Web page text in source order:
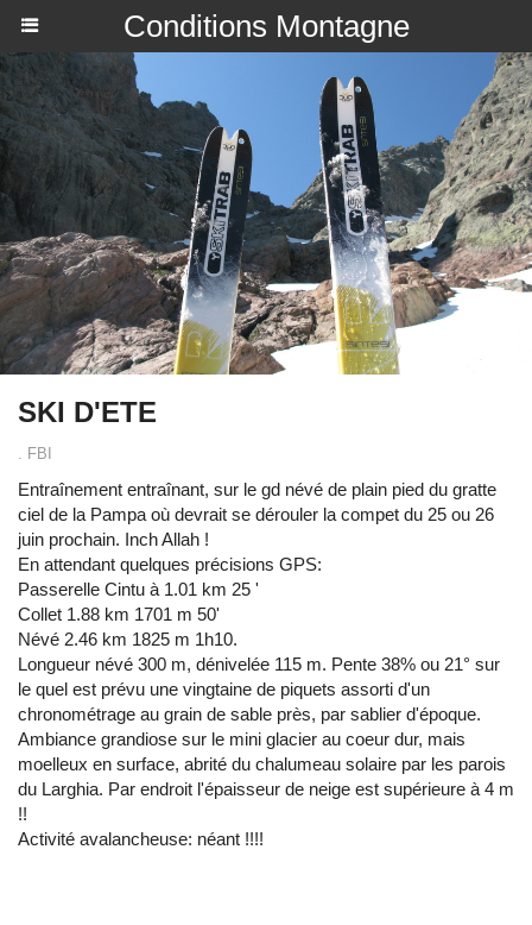
Conditions Montagne
SKI D'ETE
. FBI
Entraînement entraînant, sur le gd névé de plain pied du gratte
ciel de la Pampa où devrait se dérouler la compet du 25 ou 26
juin prochain. Inch Allah !
En attendant quelques précisions GPS:
Passerelle Cintu à 1.01 km 25 '
Collet 1.88 km 1701 m 50'
Névé 2.46 km 1825 m 1h10.
Longueur névé 300 m, dénivelée 115 m. Pente 38% ou 21° sur
le quel est prévu une vingtaine de piquets assorti d'un
chronométrage au grain de sable près, par sablier d'époque.
Ambiance grandiose sur le mini glacier au coeur dur, mais
moelleux en surface, abrité du chalumeau solaire par les parois
du Larghia. Par endroit l'épaisseur de neige est supérieure à 4 m
!!
Activité avalancheuse: néant !!!!